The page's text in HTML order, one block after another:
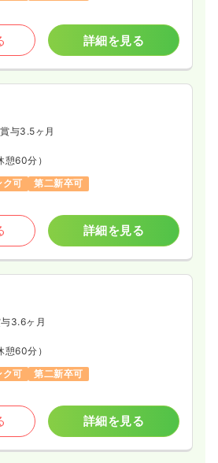
看護師 一般病院
ルあり
円/月 賞与2.7ヶ月
憩60分）
あり
ブランク可
詳細を見る
詳細を見る
賞与3.5ヶ月
憩60分）
ク可
第二新卒可
詳細を見る
3.6ヶ月
憩60分）
ク可
第二新卒可
詳細を見る